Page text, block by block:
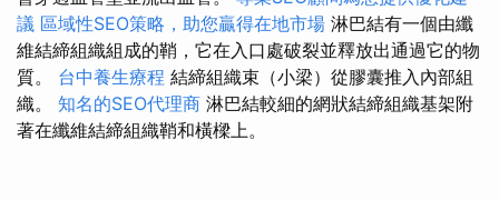
議 區域性SEO策略，助您贏得在地市場 淋巴結有一個由纖
維結締組織組成的鞘，它在入口處破裂並釋放出通過它的物
質。 台中養生療程 結締組織束（小梁）從膠囊推入內部組
織。 知名的SEO代理商 淋巴結較細的網狀結締組織基架附
著在纖維結締組織鞘和橫樑上。